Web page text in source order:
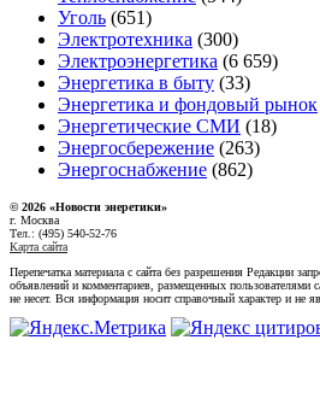
Уголь (651)
Электротехника (300)
Электроэнергетика (6 659)
Энергетика в быту (33)
Энергетика и фондовый рынок
Энергетические СМИ (18)
Энергосбережение (263)
Энергоснабжение (862)
© 2026 «Новости энеретики»
г. Москва
Тел.: (495) 540-52-76
Карта сайта
Перепечатка материала с сайта без разрешения Редакции
объявлений и комментариев, размещенных пользователями
не несет. Вся информация носит справочный характер и не